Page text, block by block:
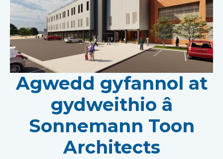
Agwedd gyfannol at
gydweithio â
Sonnemann Toon
Architects